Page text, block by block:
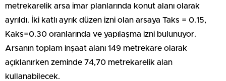
metrekarelik arsa imar planlarında konut alanı olarak
ayrıldı. İki katlı ayrık düzen izni olan arsaya Taks = 0.15,
Kaks=0.30 oranlarında ve yapılaşma izni bulunuyor.
Arsanın toplam inşaat alanı 149 metrekare olarak
açıklanırken zeminde 74,70 metrekarelik alan
kullanabilecek.